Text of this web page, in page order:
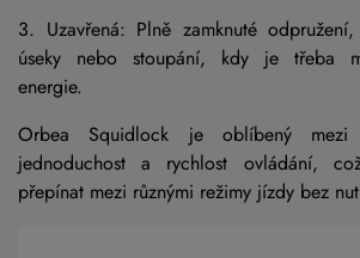
3. Uzavřená: Plně zamknuté
úseky nebo stoupání, kdy je třeba
energie.
Orbea Squidlock je oblíbený
jednoduchost a rychlost ovládání,
přepínat mezi různými režimy jízdy bez